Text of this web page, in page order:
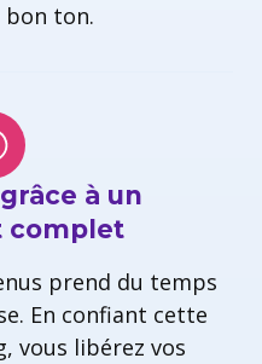
bon ton.
à un
complet
prend du temps
En confiant cette
vous libérez vos